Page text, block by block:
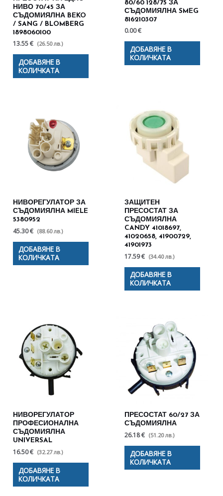
НИВО 70/45 ЗА
СЪДОМИЯЛНА BEKO
/ SANG / BLOMBERG
1898060100
13.55 € (26.50 лв.)
ДОБАВЯНЕ В
КОЛИЧКАТА
80/60 128/75 ЗА
СЪДОМИЯЛНА SMEG
816210307
0.00€
ДОБАВЯНЕ В
КОЛИЧКАТА
НИВОРЕГУЛАТОР ЗА
СЪДОМИЯЛНА MIELE
5380952
45.30 € (88.60 лв.)
ДОБАВЯНЕ В
КОЛИЧКАТА
ЗАЩИТЕН
ПРЕСОСТАТ ЗА
СЪДОМИЯЛНА
CANDY 41018697,
41020658, 41900729,
41901973
17.59 € (34.40 лв.)
ДОБАВЯНЕ В
КОЛИЧКАТА
НИВОРЕГУЛАТОР
ПРОФЕСИОНАЛНА
СЪДОМИЯЛНА
UNIVERSAL
16.50 € (32.27 лв.)
ДОБАВЯНЕ В
КОЛИЧКАТА
ПРЕСОСТАТ 60/27 ЗА
СЪДОМИЯЛНА
26.18 € (51.20 лв.)
ДОБАВЯНЕ В
КОЛИЧКАТА